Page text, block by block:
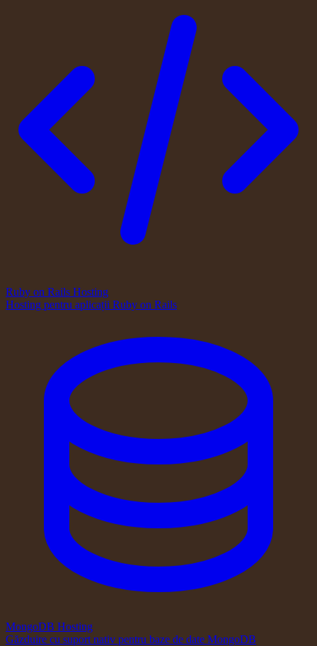
Ruby on Rails Hosting
Hosting pentru aplicații Ruby on Rails
MongoDB Hosting
Găzduire cu suport nativ pentru baze de date MongoDB